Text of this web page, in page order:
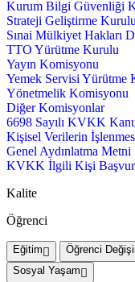
Kurum Bilgi Güvenliği
Strateji Geliştirme Kurulu
Sınai Mülkiyet Hakları
TTO Yürütme Kurulu
Yayın Komisyonu
Yemek Servisi Yürütme
Yönetmelik Komisyonu
Diğer Komisyonlar
6698 Sayılı KVKK
Kişisel Verilerin
Genel Aydınlatma Metni
KVKK İlgili Kişi
Kalite
Öğrenci
Eğitim Öğrenci
Sosyal Yaşam